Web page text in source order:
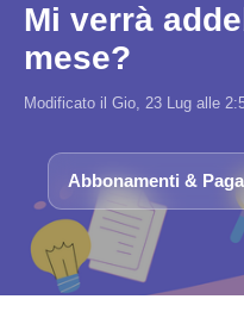
Mi verrà
mese?
Modificato il Gio, 23 Lug alle
Abbonamenti &